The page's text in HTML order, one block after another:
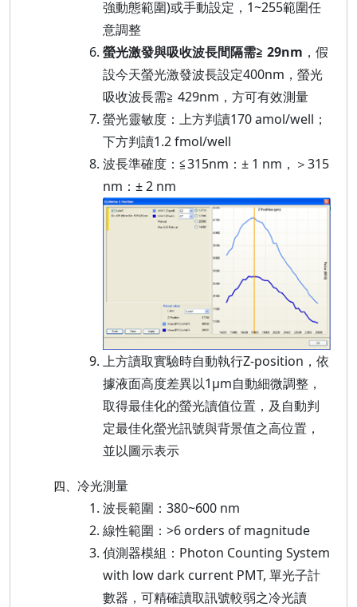
強動態範圍)或手動設定，1~255範圍任
意調整
螢光激發與吸收波長間隔需≧ 29nm ，假
設今天螢光激發波長設定400nm，螢光
吸收波長需≧ 429nm，方可有效測量
螢光靈敏度：上方判讀170 amol/well；
下方判讀1.2 fmol/well
波長準確度：≦315nm：± 1 nm，＞315
nm：± 2 nm
上方讀取實驗時自動執行Z-position，依
據液面高度差異以1μm自動細微調整，
取得最佳化的螢光讀值位置，及自動判
定最佳化螢光訊號與背景值之高位置，
並以圖示表示
四、 冷光測量
波長範圍：380~600 nm
線性範圍：>6 orders of magnitude
偵測器模組：Photon Counting System
with low dark current PMT, 單光子計
數器，可精確讀取訊號較弱之冷光讀